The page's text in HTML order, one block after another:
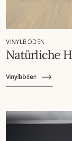
VINYLBÖDEN
Natürliche
Vinylböden